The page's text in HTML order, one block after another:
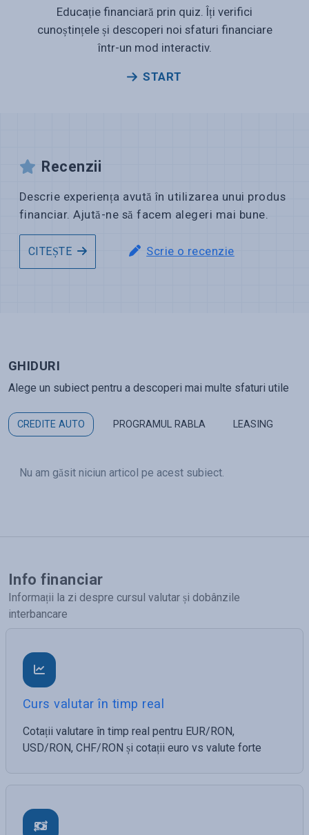
Educație financiară prin quiz. Îți verifici
cunoștințele și descoperi noi sfaturi financiare
într-un mod interactiv.
START
Recenzii
Descrie experiența avută în utilizarea unui produs
financiar. Ajută-ne să facem alegeri mai bune.
CITEȘTE Scrie o recenzie
GHIDURI
Alege un subiect pentru a descoperi mai multe sfaturi utile
CREDITE AUTO PROGRAMUL RABLA LEASING
Nu am găsit niciun articol pe acest subiect.
Info financiar
Informații la zi despre cursul valutar și dobânzile
interbancare
Curs valutar în timp real
Cotații valutare în timp real pentru EUR/RON,
USD/RON, CHF/RON și cotații euro vs valute forte